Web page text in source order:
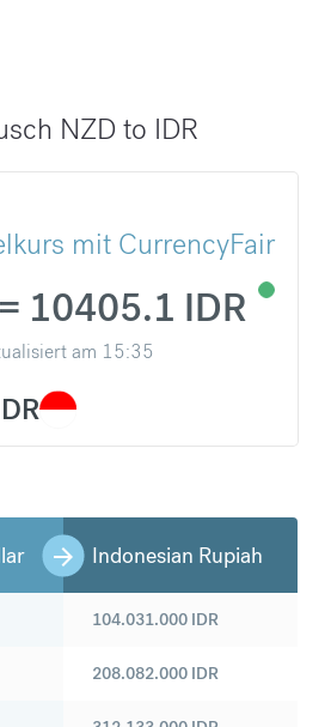
NZD to IDR
mit CurrencyFair
10405.1 IDR
am 15:35
Indonesian Rupiah
104.031.000 IDR
208.082.000 IDR